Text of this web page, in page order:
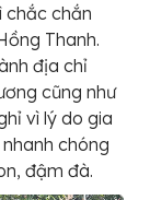
chắc chắn
Thanh.
địa chỉ
cũng như
vì lý do gia
chóng
đậm đà.